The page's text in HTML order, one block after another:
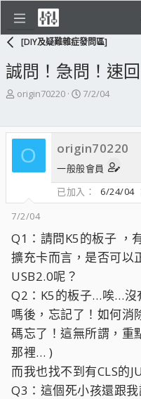
[DIY及疑難雜症發問區]
誠問！急問！速
主
起
人
origin70220
開
期
7/2/04
O origin70220
一般般會員
已加入
6/24/04
7/2/04
Q1：請問K5的板子 ，
擴充卡而言，是否可以
USB2.0呢？
Q2：K5的板子…唉…沒
嗎後，忘記了！如何消
碼忘了！這無所謂，重
那裡… )
而我也找不到有CLS的
Q3：這個死小孩還跟